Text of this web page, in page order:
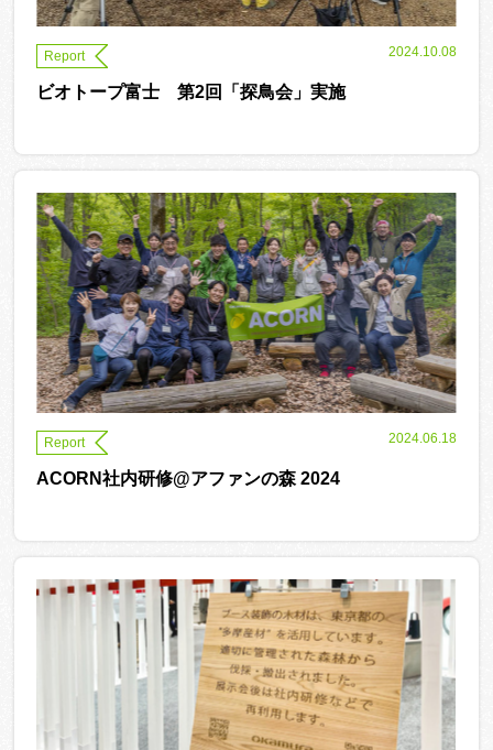
Report 2024.10.08
ビオトープ富士 第2回「探鳥会」実施
Report 2024.06.18
ACORN社内研修@アファンの森 2024